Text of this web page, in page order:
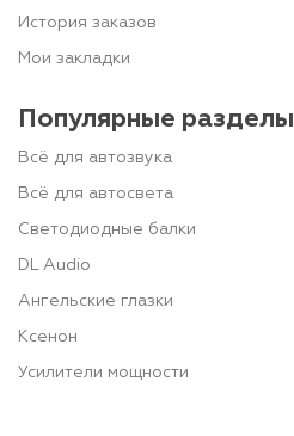
История заказов
Мои закладки
Популярные разделы
Всё для автозвука
Всё для автосвета
Светодиодные балки
DL Audio
Ангельские глазки
Ксенон
Усилители мощности